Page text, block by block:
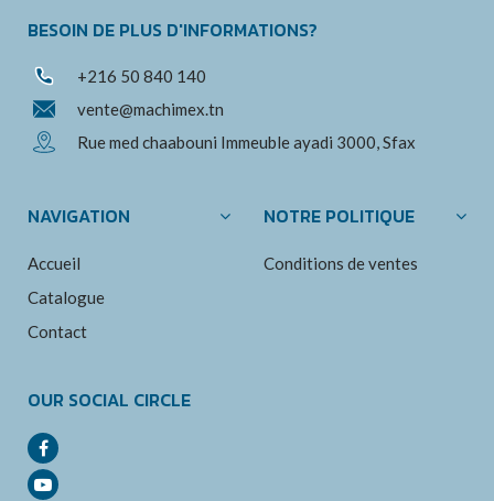
BESOIN DE PLUS D'INFORMATIONS?
+216 50 840 140
vente@machimex.tn
Rue med chaabouni Immeuble ayadi 3000, Sfax
NAVIGATION
Accueil
Catalogue
Contact
NOTRE POLITIQUE
Conditions de ventes
OUR SOCIAL CIRCLE